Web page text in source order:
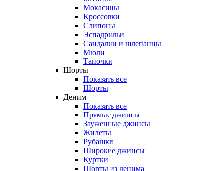
Мокасины
Кроссовки
Слипоны
Эспадрильи
Сандалии и шлепанцы
Мюли
Тапочки
Шорты
Показать все
Шорты
Деним
Показать все
Прямые джинсы
Зауженные джинсы
Жилеты
Рубашки
Широкие джинсы
Куртки
Шорты из денима